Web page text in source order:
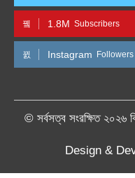
1.8M Subscribers
Instagram Followers
© সর্বসত্ব সংরক্ষিত
Design &